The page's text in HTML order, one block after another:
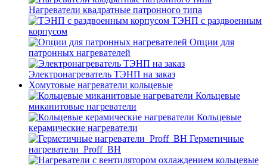
Нагреватели квадратные патронного типа
ТЭНП с раздвоенным
корпусом
Опции для
патронных нагревателей
Электронагреватель ТЭНП на заказ
Хомутовые нагреватели кольцевые
Кольцевые
миканитовые нагреватели
Кольцевые
керамические нагреватели
Герметичные
нагреватели_Proff_BH